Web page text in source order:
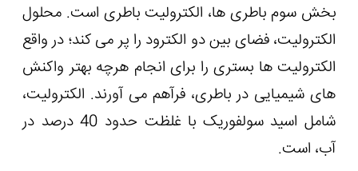
بخش سوم باطری ها، الکترولیت باطری است. محلول
الکترولیت، فضای بین دو الکترود را پر می کند؛ در واقع
الکترولیت ها بستری را برای انجام هرچه بهتر واکنش
های شیمیایی در باطری، فرآهم می آورند. الکترولیت،
شامل اسید سولفوریک با غلظت حدود 40 درصد در
آب، است.